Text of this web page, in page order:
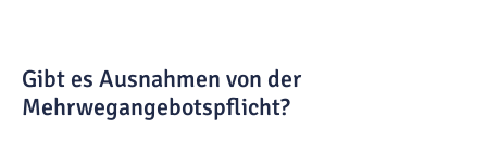
Gibt es Ausnahmen von der
Mehrwegangebotspflicht?